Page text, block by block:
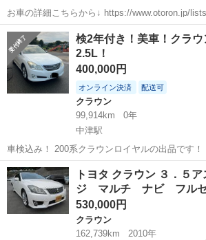
お車の詳細こちらから↓ https://www.otoron.jp/
carno=047997 来店不要で全国対応中🗾(※沖縄/北海道/離島除く) 携帯
さえあれば即日審査・契約もできちゃう✨...
大分 別府市 クラウン オトロン
検2年付き！美車！クラウ
2.5L！
400,000円
オンライン決済 配送可
クラウン
99,914km
0年
中津駅
車検込み！ 200系クラウンロイヤルの出品です！ 2.5L 修復歴なし
99914km 装備 ・スマートキー ・Bluetooth ・HDD ・フルオートパワ
ーウィンドウ ・前席パワーシート ・ステップ新
大分 中津市 中津駅 クラウン ク
トヨタ クラウン ３．５
ジ マルチ ナビ フル
530,000円
クラウン
162,739km
2010年